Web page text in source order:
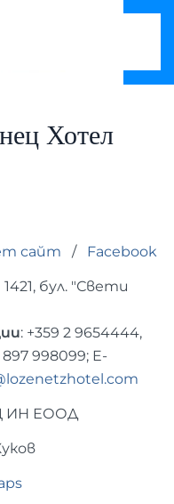
Хотел
сайт / Facebook
бул. "Свети
: +359 2 9654444,
998099; E-
ИН ЕООД